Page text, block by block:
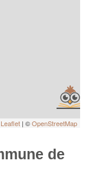
Leaflet | ©OpenStreetMap
de